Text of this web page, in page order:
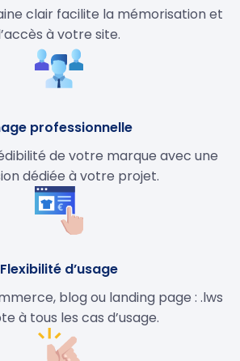
clair facilite la mémorisation et
à votre site.
professionnelle
de votre marque avec une
dédiée à votre projet.
Flexibilité d’usage
blog ou landing page : .lws
à tous les cas d’usage.